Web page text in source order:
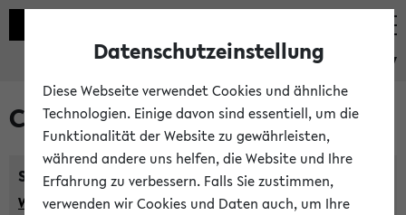
eKVV
Courses taught in English
Semester:
WiSe 2026/2027 SoSe 2026 Previous...
Datenschutzeinstellung
Diese Webseite verwendet Cookies und ähnliche
Technologien. Einige davon sind essentiell, um die
Funktionalität der Website zu gewährleisten,
während andere uns helfen, die Website und Ihre
Erfahrung zu verbessern. Falls Sie zustimmen,
verwenden wir Cookies und Daten auch, um Ihre